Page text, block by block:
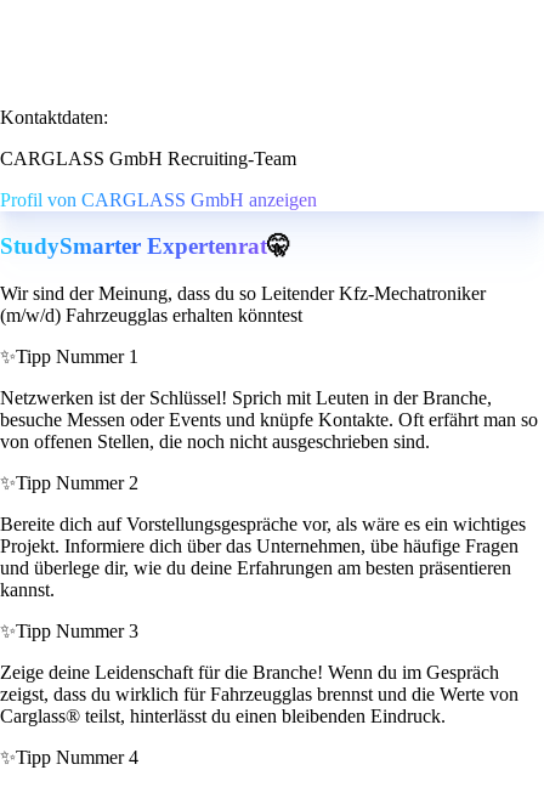
Kontaktdaten:
CARGLASS GmbH Recruiting-Team
Profil von CARGLASS GmbH anzeigen
StudySmarter Expertenrat🤫
Wir sind der Meinung, dass du so Leitender Kfz-Mechatroniker
(m/w/d) Fahrzeugglas erhalten könntest
✨Tipp Nummer 1
Netzwerken ist der Schlüssel! Sprich mit Leuten in der Branche,
besuche Messen oder Events und knüpfe Kontakte. Oft erfährt man so
von offenen Stellen, die noch nicht ausgeschrieben sind.
✨Tipp Nummer 2
Bereite dich auf Vorstellungsgespräche vor, als wäre es ein wichtiges
Projekt. Informiere dich über das Unternehmen, übe häufige Fragen
und überlege dir, wie du deine Erfahrungen am besten präsentieren
kannst.
✨Tipp Nummer 3
Zeige deine Leidenschaft für die Branche! Wenn du im Gespräch
zeigst, dass du wirklich für Fahrzeugglas brennst und die Werte von
Carglass® teilst, hinterlässt du einen bleibenden Eindruck.
✨Tipp Nummer 4